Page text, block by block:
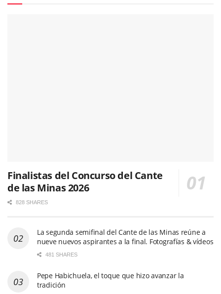
Finalistas del Concurso del Cante
de las Minas 2026
828 SHARES
La segunda semifinal del Cante de las Minas reúne a
nueve nuevos aspirantes a la final. Fotografías & vídeos
481 SHARES
Pepe Habichuela, el toque que hizo avanzar la
tradición